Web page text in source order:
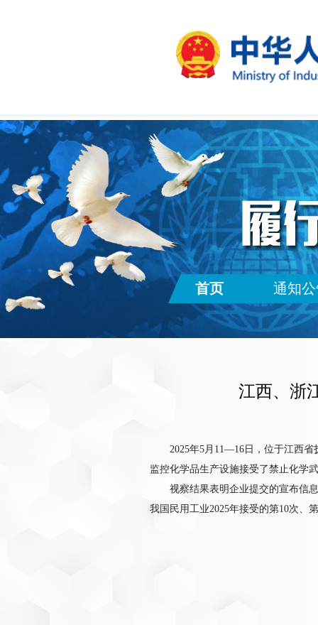
首页 通知
江西、浙
2025年5月11—16日，位于江西
监控化学品生产设施接受了禁止化学
视察结果表明企业提交的宣布信
我国民用工业2025年接受的第10次、